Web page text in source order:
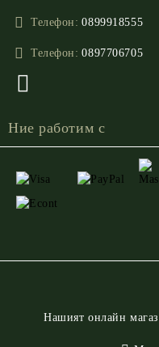
Телефон: 0899918555
Телефон: 0897706705
Ние работим с
Нашият онлайн